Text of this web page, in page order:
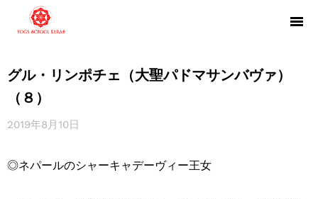
グル・リンポチェ（大聖パドマサンバヴァ）
（８）
2019年8月10日
◎ネパールのシャーキャデーヴィー王女